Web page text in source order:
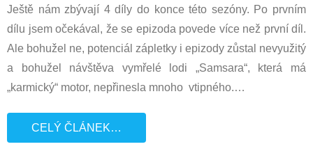
Ještě nám zbývají 4 díly do konce této sezóny. Po prvním
dílu jsem očekával, že se epizoda povede více než první díl.
Ale bohužel ne, potenciál zápletky i epizody zůstal nevyužitý
a bohužel návštěva vymřelé lodi „Samsara“, která má
„karmický“ motor, nepřinesla mnoho vtipného.…
CELÝ ČLÁNEK…